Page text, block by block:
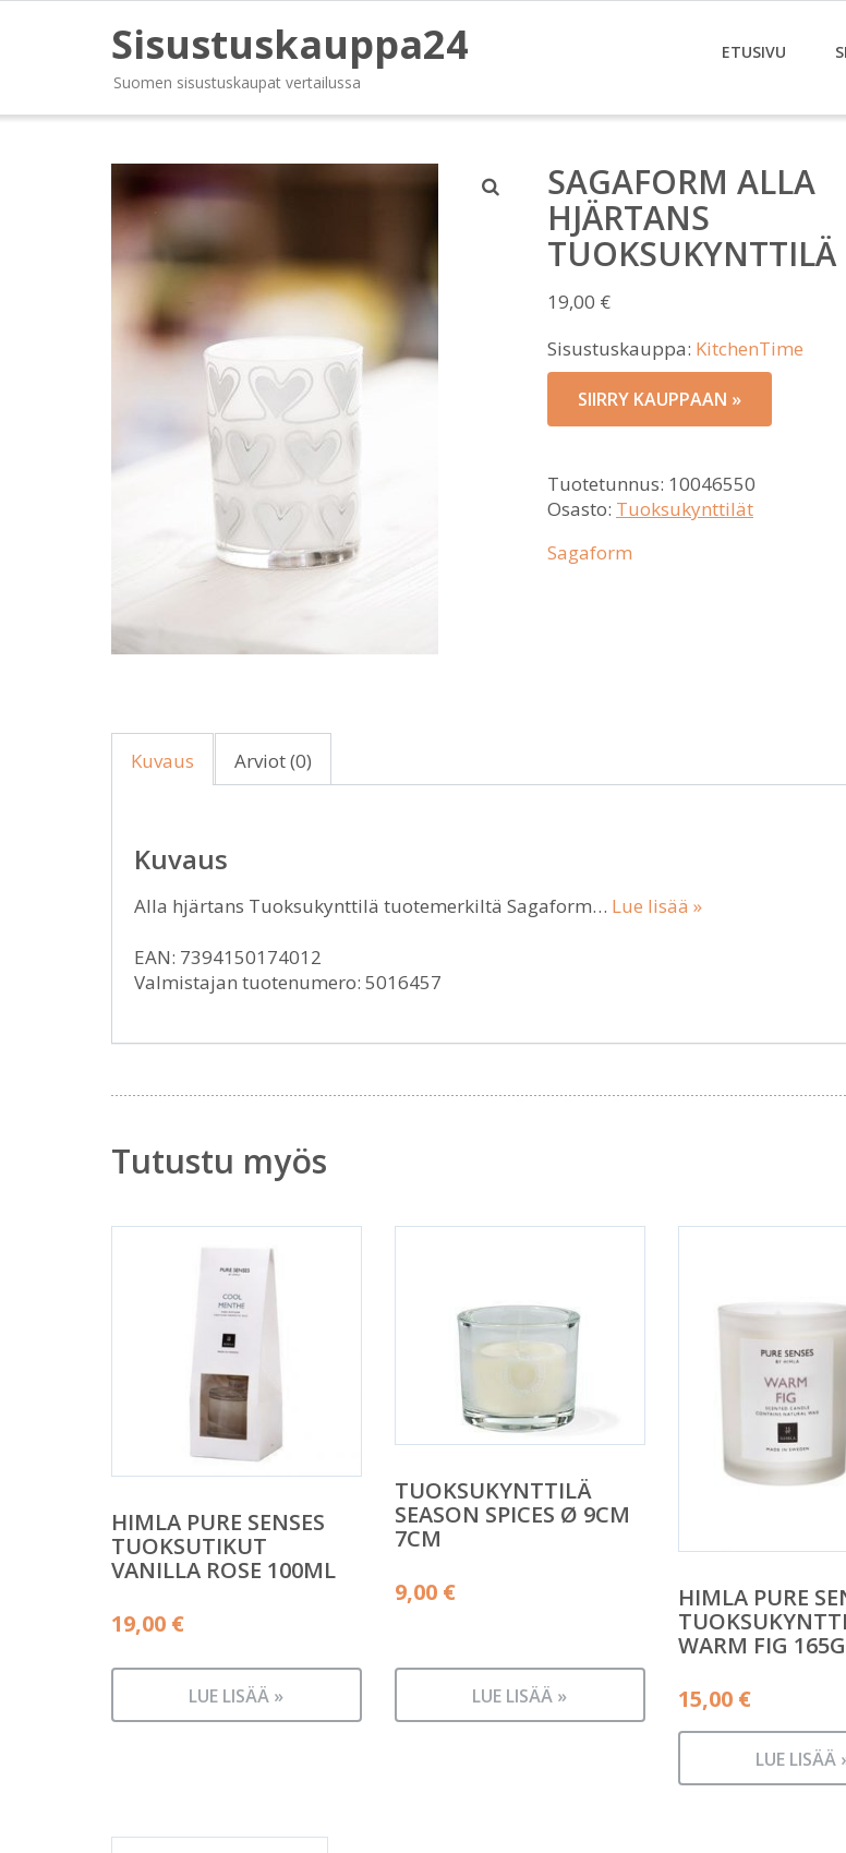
Sisustuskauppa24
Suomen sisustuskaupat vertailussa
ETUSIVU
SAGAFORM ALLA
HJÄRTANS
TUOKSUKYNTTILÄ
19,00 €
Sisustuskauppa: KitchenTime
SIIRRY KAUPPAAN »
Tuotetunnus: 10046550
Osasto: Tuoksukynttilät
Sagaform
Kuvaus Arviot (0)
Kuvaus
Alla hjärtans Tuoksukynttilä tuotemerkiltä Sagaform… Lue lisää »
EAN: 7394150174012
Valmistajan tuotenumero: 5016457
Tutustu myös
HIMLA PURE SENSES
TUOKSUTIKUT
VANILLA ROSE 100ML
19,00 €
LUE LISÄÄ »
TUOKSUKYNTTILÄ
SEASON SPICES Ø 9CM
7CM
9,00 €
LUE LISÄÄ »
HIMLA PURE
WARM FIG 165G
15,00 €
LUE LISÄÄ